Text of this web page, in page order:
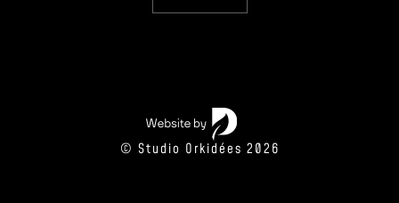
© Studio Orkidées 2026